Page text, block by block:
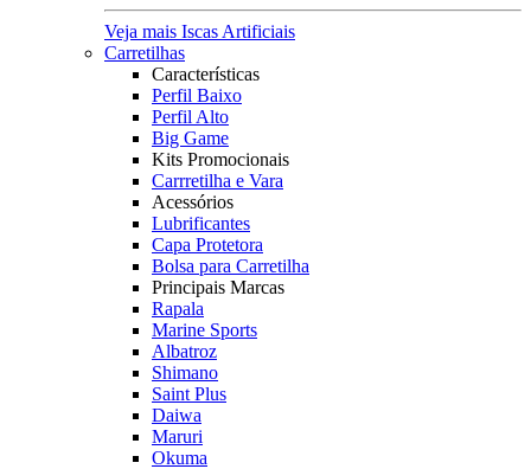
Veja mais Iscas Artificiais
Carretilhas
Características
Perfil Baixo
Perfil Alto
Big Game
Kits Promocionais
Carrretilha e Vara
Acessórios
Lubrificantes
Capa Protetora
Bolsa para Carretilha
Principais Marcas
Rapala
Marine Sports
Albatroz
Shimano
Saint Plus
Daiwa
Maruri
Okuma